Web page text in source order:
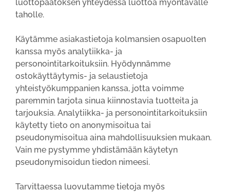
luottopäätöksen yhteydessä luottoa myöntävälle
taholle.
Käytämme asiakastietoja kolmansien osapuolten
kanssa myös analytiikka- ja
personointitarkoituksiin. Hyödynnämme
ostokäyttäytymis- ja selaustietoja
yhteistyökumppanien kanssa, jotta voimme
paremmin tarjota sinua kiinnostavia tuotteita ja
tarjouksia. Analytiikka- ja personointitarkoituksiin
käytetty tieto on anonymisoitua tai
pseudonymisoitua aina mahdollisuuksien mukaan.
Vain me pystymme yhdistämään käytetyn
pseudonymisoidun tiedon nimeesi.
Tarvittaessa luovutamme tietoja myös